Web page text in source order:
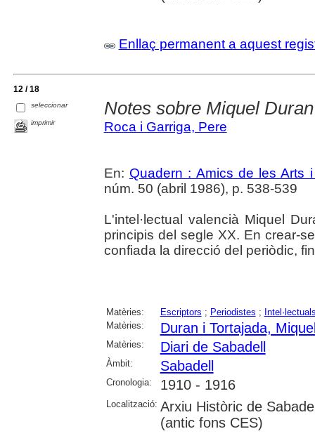
Enllaç permanent a aquest
12 / 18
seleccionar
imprimir
Notes sobre Miquel
Roca i Garriga, Pere
En: Quadern : Amics de les Arts
núm. 50 (abril 1986), p. 538-539
L'intel·lectual valencià Miquel
principis del segle XX. En crear-
confiada la direcció del periòdic,
Matèries: Escriptors ; Periodistes ;
Matèries:
Duran i Tortajada,
Matèries: Diari de Sabadell
Àmbit: Sabadell
Cronologia: 1910 - 1916
Localització: Arxiu Històric de
(antic fons CES)